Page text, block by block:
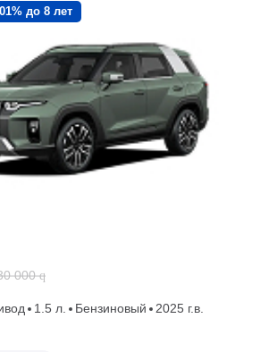
до 8 лет
000 q
1.5 л. Бензиновый
2025 г.в.